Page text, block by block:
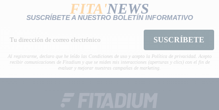
FITA'NEWS
SUSCRÍBETE A NUESTRO BOLETÍN INFORMATIVO
SUSCRÍBETE
Al registrarme, declaro que he leído las Condiciones de uso y acepto la Política de privacidad. Acepto
recibir comunicaciones de Fitadium y que se miden mis interacciones (aperturas y clics) con el fin de
evaluar y mejorar nuestras campañas de marketing.